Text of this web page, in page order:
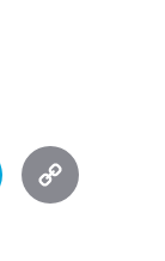
Hatena